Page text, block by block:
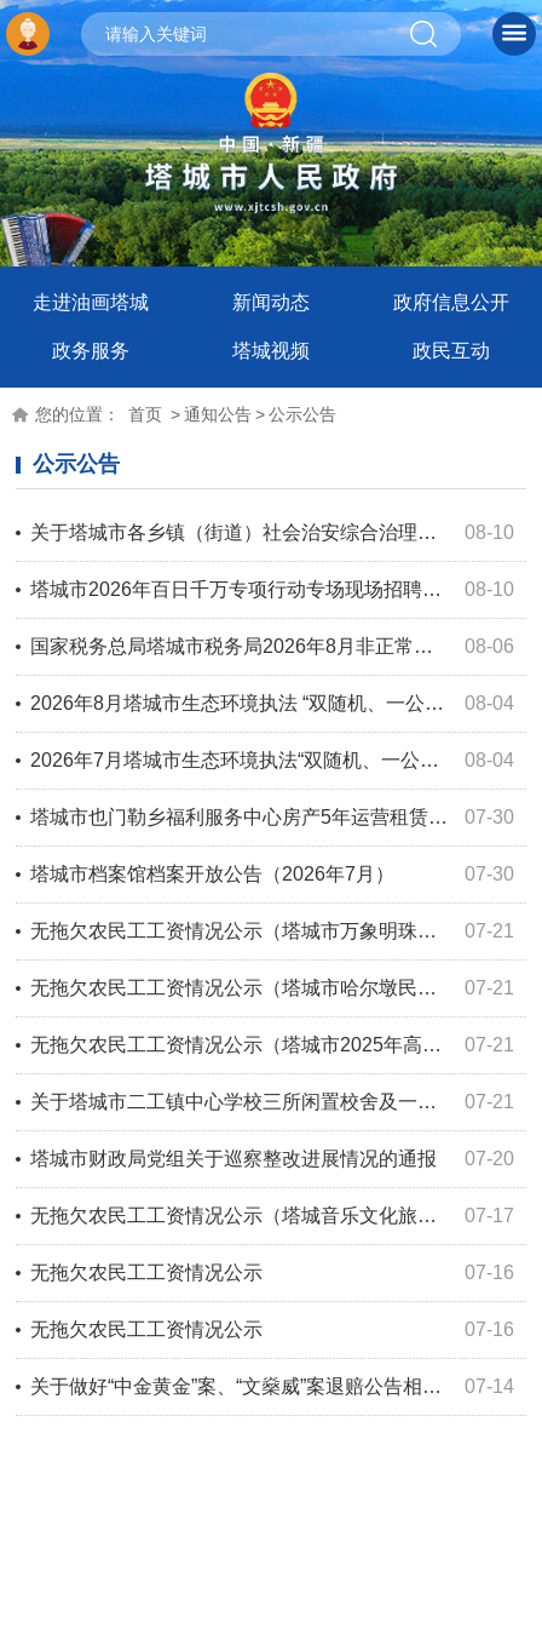
走进油画塔城 新闻动态 政府信息公开
政务服务 塔城视频 政民互动
您的位置： 首页 >通知公告>公示公告
公示公告
08-10
关于塔城市各乡镇（街道）社会治安综合治理中心变更受理电话的公告
08-10
塔城市2026年百日千万专项行动专场现场招聘会 ，“职”为你来，8月12号诚邀您的参与！
08-06
国家税务总局塔城市税务局2026年8月非正常户公告
08-04
2026年8月塔城市生态环境执法 “双随机、一公开”监管工作方案
08-04
2026年7月塔城市生态环境执法“双随机、一公开”监管工作信息公开
07-30
塔城市也门勒乡福利服务中心房产5年运营租赁权拍卖公告
07-30
塔城市档案馆档案开放公告（2026年7月）
07-21
无拖欠农民工工资情况公示（塔城市万象明珠小区五期建设项目）
07-21
无拖欠农民工工资情况公示（塔城市哈尔墩民族团结示范区旅游产业园建设项目）
07-21
无拖欠农民工工资情况公示（塔城市2025年高标准农田建设项目）
07-21
关于塔城市二工镇中心学校三所闲置校舍及一块学生实践用地对外出租事项公示
07-20
塔城市财政局党组关于巡察整改进展情况的通报
07-17
无拖欠农民工工资情况公示（塔城音乐文化旅游综合体项目第一标段项目）
07-16
无拖欠农民工工资情况公示
07-16
无拖欠农民工工资情况公示
07-14
关于做好“中金黄金”案、“文燊威”案退赔公告相关工作的通知公告